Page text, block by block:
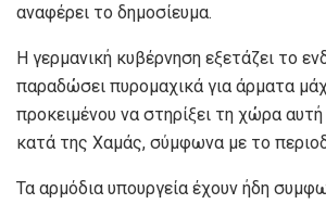
αναφέρει το δημοσίευμα.
Η γερμανική κυβέρνηση εξετάζει το
παραδώσει πυρομαχικά για άρματα
προκειμένου να στηρίξει τη χώρα
κατά της Χαμάς, σύμφωνα με το
Τα αρμόδια υπουργεία έχουν ήδη